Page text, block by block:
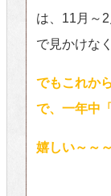
は、11月～
で見かけな
でもこれか
で、一年中
嬉しい～～